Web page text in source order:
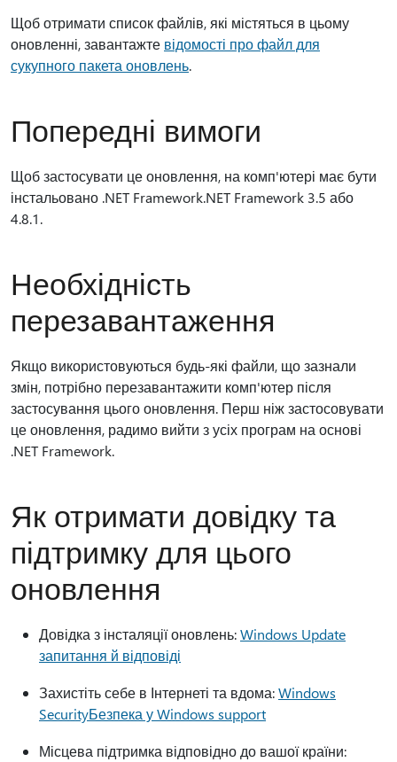
Щоб отримати список файлів, які містяться в цьому
оновленні, завантажте відомості про файл для
сукупного пакета оновлень.
Попередні вимоги
Щоб застосувати це оновлення, на комп'ютері має бути
інстальовано .NET Framework.NET Framework 3.5 або
4.8.1.
Необхідність
перезавантаження
Якщо використовуються будь-які файли, що зазнали
змін, потрібно перезавантажити комп'ютер після
застосування цього оновлення. Перш ніж застосовувати
це оновлення, радимо вийти з усіх програм на основі
.NET Framework.
Як отримати довідку та
підтримку для цього
оновлення
Довідка з інсталяції оновлень:Windows Update
запитання й відповіді
Захистіть себе в Інтернеті та вдома:Windows
SecurityБезпека у Windows support
Місцева підтримка відповідно до вашої країни: